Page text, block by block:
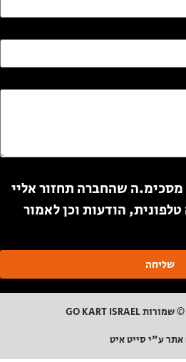
שהחברה תחזור אליי
הודעות וכן לאמור
שליחה
אתר ע"י סייט איט